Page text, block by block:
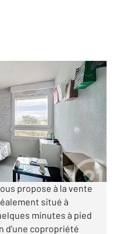
propose à la vente
situé à
minutes à pied
d'une copropriété